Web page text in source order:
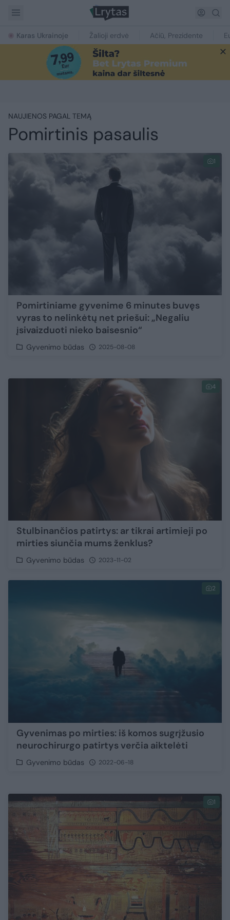
Karas Ukrainoje Žalioji erdvė Ačiū, Prezidente
NAUJIENOS PAGAL TEMĄ
Pomirtinis pasaulis
1
Pomirtiniame gyvenime 6 minutes buvęs
vyras to nelinkėtų net priešui: „Negaliu
įsivaizduoti nieko baisesnio“
Gyvenimo būdas 2025-08-08
4
Stulbinančios patirtys: ar tikrai artimieji po
mirties siunčia mums ženklus?
Gyvenimo būdas 2023-11-02
2
Gyvenimas po mirties: iš komos sugrįžusio
neurochirurgo patirtys verčia aiktelėti
Gyvenimo būdas 2022-06-18
1